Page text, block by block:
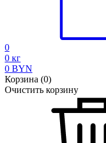
0
0 кг
0 BYN
Корзина (0)
Очистить корзину